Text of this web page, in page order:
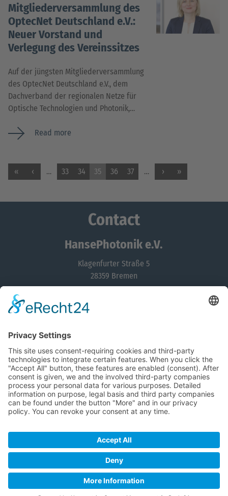
Mitgliederversammlung des
OptecNet Deutschland e.V.:
Neuer Vorstand und
Verlegung des Vereinssitzes
Auf der jüngsten Mitgliederversammlung
des OptecNet Deutschland e.V., dem
Dachverband der regionalen Netze für
Optische Technologien und Photonik,…
Read more
« ‹ … 33 34 35 36 37 … › »
Contact
HansePhotonik e.V.
Klagenfurter Straße 5
28359 Bremen
info@hansephotonik.de
Contactform
News